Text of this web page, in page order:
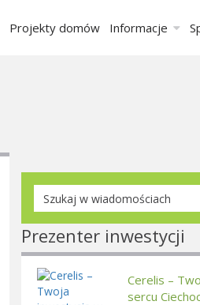
Projekty domów Informacje
Prezenter inwestycji
Cerelis –
sercu